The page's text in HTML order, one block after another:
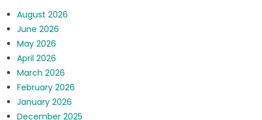
August 2026
June 2026
May 2026
April 2026
March 2026
February 2026
January 2026
December 2025